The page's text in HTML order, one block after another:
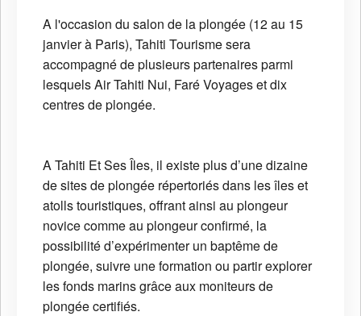
A l'occasion du salon de la plongée (12 au 15
janvier à Paris), Tahiti Tourisme sera
accompagné de plusieurs partenaires parmi
lesquels Air Tahiti Nui, Faré Voyages et dix
centres de plongée.
A Tahiti Et Ses Îles, il existe plus d’une dizaine
de sites de plongée répertoriés dans les îles et
atolls touristiques, offrant ainsi au plongeur
novice comme au plongeur confirmé, la
possibilité d’expérimenter un baptême de
plongée, suivre une formation ou partir explorer
les fonds marins grâce aux moniteurs de
plongée certifiés.